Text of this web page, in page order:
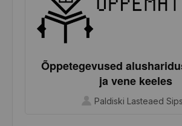
Õppetegevused
ja vene keeles
Paldiski Lasteaed